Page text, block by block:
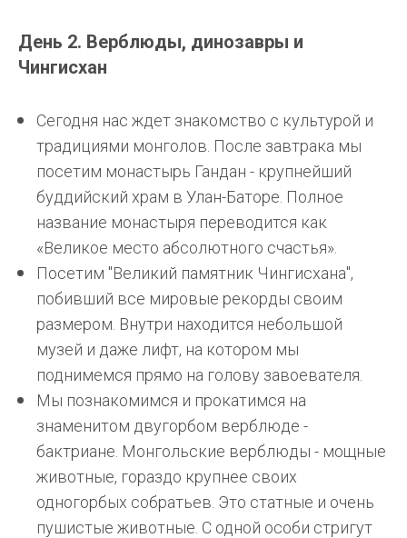
День 2. Верблюды, динозавры и
Чингисхан
Сегодня нас ждет знакомство с культурой и
традициями монголов. После завтрака мы
посетим монастырь Гандан - крупнейший
буддийский храм в Улан-Баторе . Полное
название монастыря переводится как
«Великое место абсолютного счастья».
Посетим "Великий памятник Чингисхана",
побивший все мировые рекорды своим
размером. Внутри находится небольшой
музей и даже лифт, на котором мы
поднимемся прямо на голову завоевателя.
Мы познакомимся и прокатимся на
знаменитом двугорбом верблюде -
бактриане. Монгольские верблюды - мощные
животные, гораздо крупнее своих
одногорбых собратьев. Это статные и очень
пушистые животные. С одной особи стригут